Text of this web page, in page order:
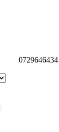
0729646434